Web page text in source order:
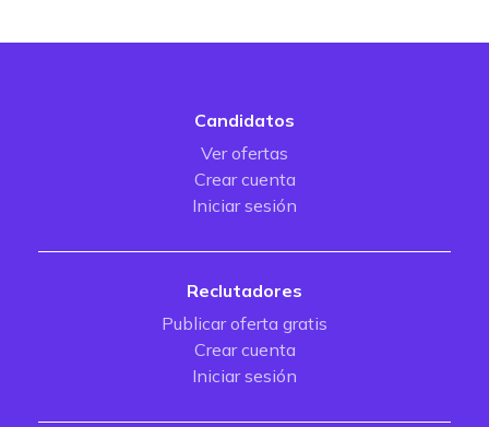
Candidatos
Ver ofertas
Crear cuenta
Iniciar sesión
Reclutadores
Publicar oferta gratis
Crear cuenta
Iniciar sesión